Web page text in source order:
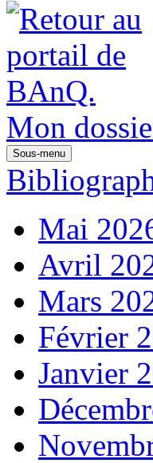
Mon
Sous-menu
Mai
Avril
Mars
Février
Janvier